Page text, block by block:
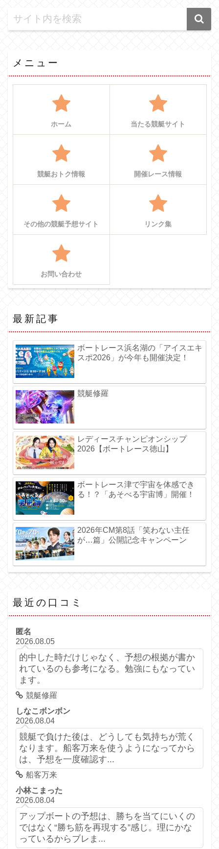
メニュー
ホーム 当たる競艇サイト
競艇おトク情報 開催レース情報
その他の競艇予想サイト リンク集
お問い合わせ
最新記事
ボートレース浜名湖の「アイスエキ
スポ2026」が今年も開催決定！
競艇修羅
レディースチャンピオンシップ
2026【ボートレース徳山】
ボートレース津で宇宙を体感でき
る！？「あそべる宇宙博」開催！
2026年CM第8話「笑わない主任
が…篇」公開記念キャンペーン
最近の口コミ
匿名
2026.08.05
的中した時だけじゃなく、予想の根拠が書か
れているのも参考になる。勉強にもなってい
ます。
競艇修羅
しなこボンボン
2026.08.04
競艇で負けた後は、どうしても気持ちが荒く
なります。船客万来を使うようになってから
は、予想を一度確認す...
船客万来
小林こまった
2026.08.04
アップボートの予想は、勝ちを当てにいくの
ではなく“勝ち筋を再現する”感じ。理にかな
っているからブレま...